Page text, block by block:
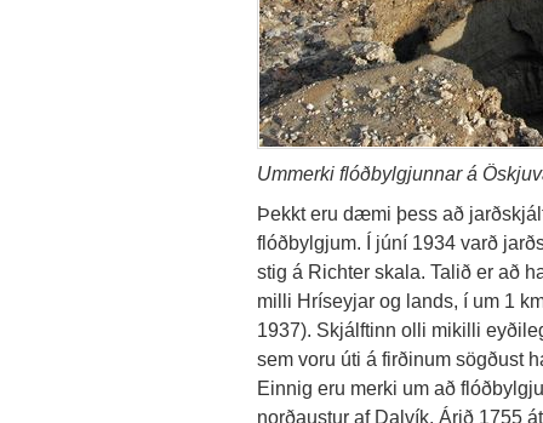
Ummerki flóðbylgjunnar á
Þekkt eru dæmi þess að
flóðbylgjum. Í júní 1934 varð
stig á Richter skala. Talið er að
milli Hríseyjar og lands, í um 1
1937). Skjálftinn olli mikilli
sem voru úti á firðinum sögðust
Einnig eru merki um að
norðaustur af Dalvík. Árið 1755